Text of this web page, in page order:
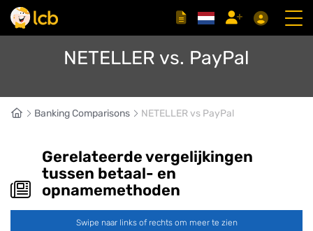
NETELLER vs. PayPal
Banking Comparisons NETELLER vs PayPal
Gerelateerde vergelijkingen
tussen betaal- en
opnamemethoden
Swipe naar links of rechts om meer te zien